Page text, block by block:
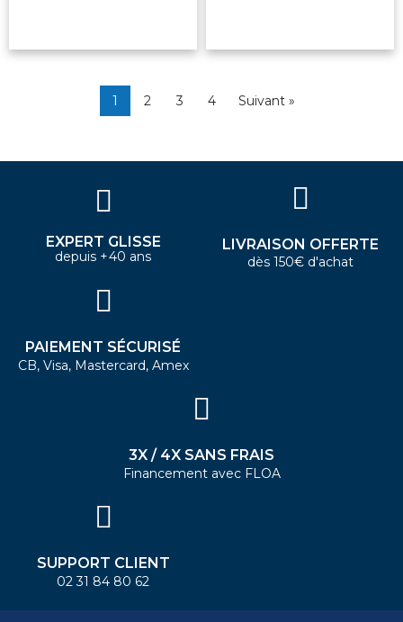
1 2 3 4 Suivant »
EXPERT GLISSE
depuis +40 ans
LIVRAISON OFFERTE
dès 150€ d'achat
PAIEMENT SÉCURISÉ
CB, Visa, Mastercard, Amex
3X / 4X SANS FRAIS
Financement avec FLOA
SUPPORT CLIENT
02 31 84 80 62